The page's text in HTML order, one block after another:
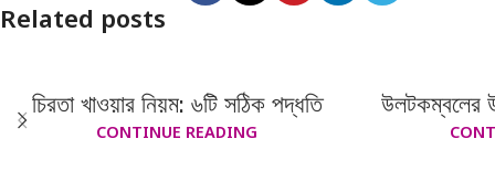
Related posts
চিরতা খাওয়ার নিয়ম: ৬টি সঠিক পদ্ধতি
CONTINUE READING
উলটকম্বলের